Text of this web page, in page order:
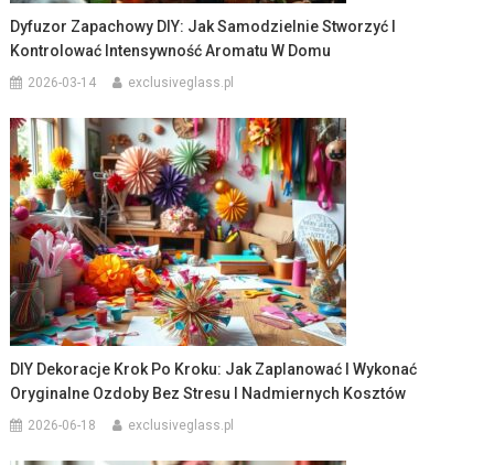
Dyfuzor Zapachowy DIY: Jak Samodzielnie Stworzyć I
Kontrolować Intensywność Aromatu W Domu
2026-03-14 exclusiveglass.pl
DIY Dekoracje Krok Po Kroku: Jak Zaplanować I Wykonać
Oryginalne Ozdoby Bez Stresu I Nadmiernych Kosztów
2026-06-18 exclusiveglass.pl